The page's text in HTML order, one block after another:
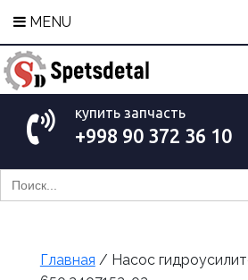
MENU
купить запчасть
+998 90 372 36 10
Search
for:
Главная / Насос